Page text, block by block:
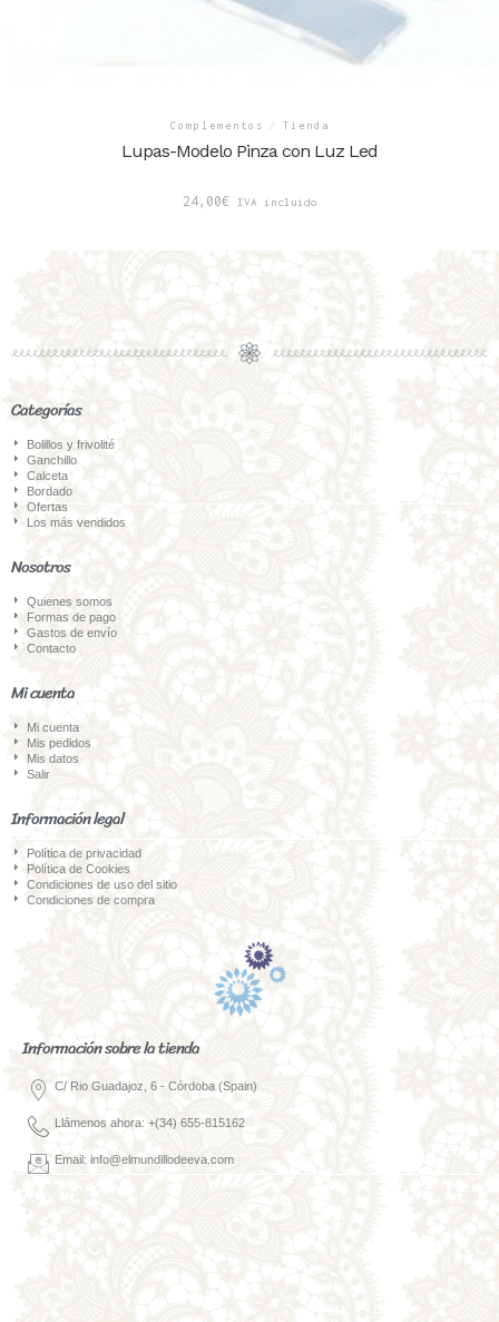
Complementos / Tienda
Lupas-Modelo Pinza con Luz Led
24,00€ IVA incluido
Categorías
Bolillos y frivolité
Ganchillo
Calceta
Bordado
Ofertas
Los más vendidos
Nosotros
Quienes somos
Formas de pago
Gastos de envío
Contacto
Mi cuenta
Mi cuenta
Mis pedidos
Mis datos
Salir
Información legal
Política de privacidad
Política de Cookies
Condiciones de uso del sitio
Condiciones de compra
Información sobre la tienda
C/ Rio Guadajoz, 6 - Córdoba (Spain)
Llámenos ahora: +(34) 655-815162
Email: info@elmundillodeeva.com